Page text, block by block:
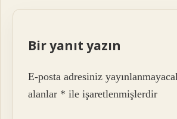
Bir yanıt yazın
E-posta adresiniz
alanlar * ile işaretlenmişlerdir